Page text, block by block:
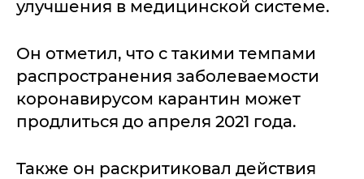
улучшения в медицинской системе.
Он отметил, что с такими темпами
распространения заболеваемости
коронавирусом карантин может
продлиться до апреля 2021 года.
Также он раскритиковал действия